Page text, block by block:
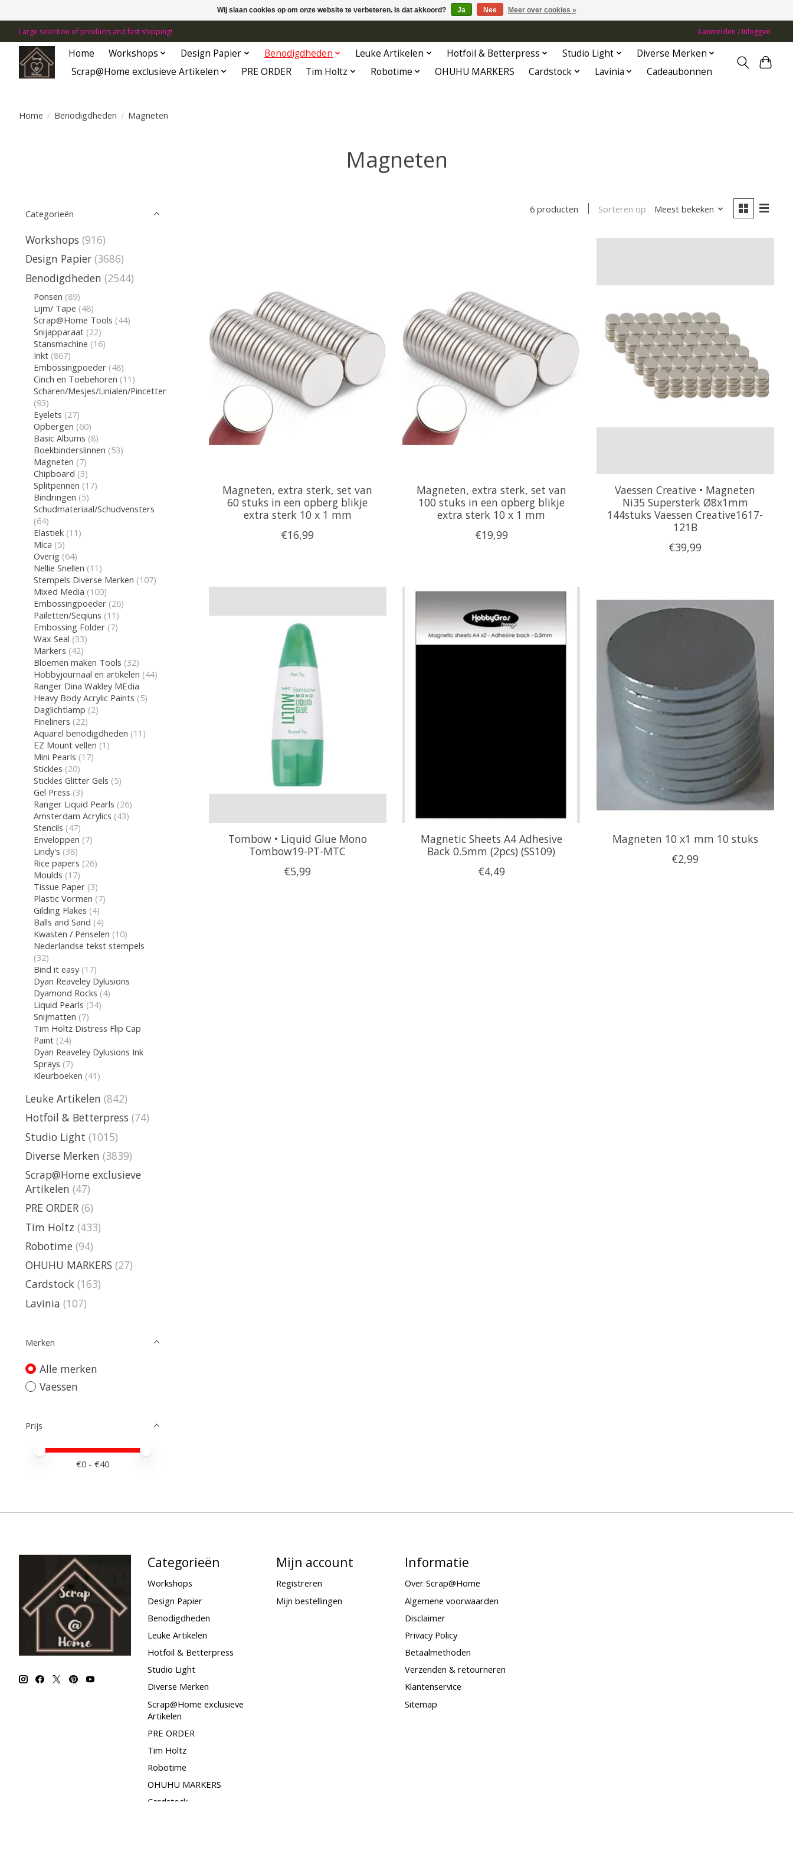
Large selection of products and fast shipping! Aanmelden / Inloggen
Home Workshops Design Papier Benodigdheden Leuke Artikelen Hotfoil & Betterpress Studio Light
Diverse Merken
Scrap@Home exclusieve Artikelen
PRE ORDER Tim Holtz Robotime OHUHU MARKERS Cardstock Lavinia Cadeaubonnen
Home / Benodigdheden / Magneten
Magneten
Categorieën
Workshops (916)
Design Papier (3686)
Benodigdheden (2544)
Ponsen (89)
Lijm/ Tape (48)
Scrap@Home Tools (44)
Snijapparaat (22)
Stansmachine (16)
Inkt (867)
Embossingpoeder (48)
Cinch en Toebehoren (11)
Scharen/Mesjes/Linialen/Pincetten/Gum
(93)
Eyelets (27)
Opbergen (60)
Basic Albums (8)
Boekbinderslinnen (53)
Magneten (7)
Chipboard (3)
Splitpennen (17)
Bindringen (5)
Schudmateriaal/Schudvensters
(64)
Elastiek (11)
Mica (5)
Overig (64)
Nellie Snellen (11)
Stempels Diverse Merken (107)
Mixed Media (100)
Embossingpoeder (26)
Pailetten/Seqiuns (11)
Embossing Folder (7)
Wax Seal (33)
Markers (42)
Bloemen maken Tools (32)
Hobbyjournaal en artikelen (44)
Ranger Dina Wakley MEdia
Heavy Body Acrylic Paints (5)
Daglichtlamp (2)
Fineliners (22)
Aquarel benodigdheden (11)
EZ Mount vellen (1)
Mini Pearls (17)
Stickles (20)
Stickles Glitter Gels (5)
Gel Press (3)
Ranger Liquid Pearls (26)
Amsterdam Acrylics (43)
Stencils (47)
Enveloppen (7)
Lindy's (38)
Rice papers (26)
Moulds (17)
Tissue Paper (3)
Plastic Vormen (7)
Gilding Flakes (4)
Balls and Sand (4)
Kwasten / Penselen (10)
Nederlandse tekst stempels
(32)
Bind it easy (17)
Dyan Reaveley Dylusions
Dyamond Rocks (4)
Liquid Pearls (34)
Snijmatten (7)
Tim Holtz Distress Flip Cap
Paint (24)
Dyan Reaveley Dylusions Ink
Sprays (7)
Kleurboeken (41)
Leuke Artikelen (842)
Hotfoil & Betterpress (74)
Studio Light (1015)
Diverse Merken (3839)
Scrap@Home exclusieve
Artikelen (47)
PRE ORDER (6)
Tim Holtz (433)
Robotime (94)
OHUHU MARKERS (27)
Cardstock (163)
Lavinia (107)
Merken
Alle merken
Vaessen
Prijs
Minimale prijswaarde
Price maximum value
€0 - €40
6 producten Sorteren op Meest bekeken
Magneten, extra sterk, set van
60 stuks in een opberg blikje
extra sterk 10 x 1 mm
€16,99
Magneten, extra sterk, set van
100 stuks in een opberg blikje
extra sterk 10 x 1 mm
€19,99
Vaessen Creative • Magneten
Ni35 Supersterk Ø8x1mm
144stuks Vaessen Creative1617-
121B
€39,99
Tombow • Liquid Glue Mono
Tombow19-PT-MTC
€5,99
Magnetic Sheets A4 Adhesive
Back 0.5mm (2pcs) (SS109)
€4,49
Magneten 10 x1 mm 10 stuks
€2,99
Categorieën
Workshops
Design Papier
Benodigdheden
Leuke Artikelen
Hotfoil & Betterpress
Studio Light
Diverse Merken
Scrap@Home exclusieve
Artikelen
PRE ORDER
Tim Holtz
Robotime
OHUHU MARKERS
Cardstock
Mijn account
Registreren
Mijn bestellingen
Informatie
Over Scrap@Home
Algemene voorwaarden
Disclaimer
Privacy Policy
Betaalmethoden
Verzenden & retourneren
Klantenservice
Sitemap
Wij slaan cookies op om onze website te verbeteren. Is dat akkoord? Ja Nee Meer over cookies »